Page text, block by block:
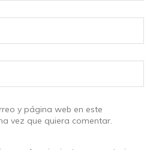
y página web en este
vez que quiera comentar.